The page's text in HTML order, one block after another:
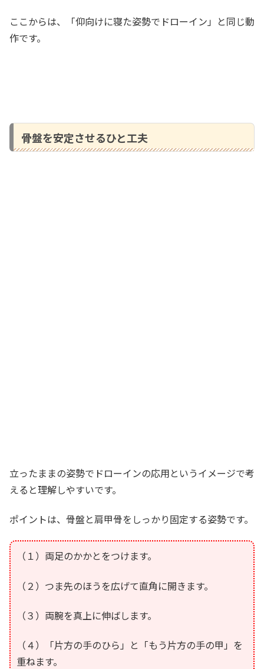
ここからは、「仰向けに寝た姿勢でドローイン」と同じ動
作です。
骨盤を安定させるひと工夫
立ったままの姿勢でドローインの応用というイメージで考
えると理解しやすいです。
ポイントは、骨盤と肩甲骨をしっかり固定する姿勢です。
（１）両足のかかとをつけます。
（２）つま先のほうを広げて直角に開きます。
（３）両腕を真上に伸ばします。
（４）「片方の手のひら」と「もう片方の手の甲」を
重ねます。